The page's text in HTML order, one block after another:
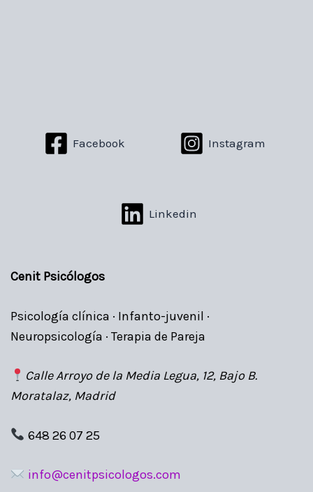
Facebook Instagram
Linkedin
Cenit Psicólogos
Psicología clínica · Infanto-juvenil ·
Neuropsicología · Terapia de Pareja
Calle Arroyo de la Media Legua, 12, Bajo B.
Moratalaz, Madrid
648 26 07 25
info@cenitpsicologos.com